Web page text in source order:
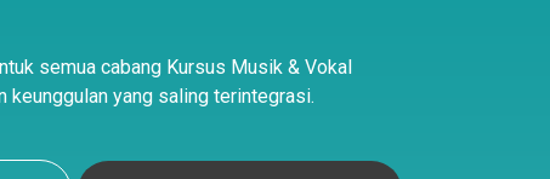
semua cabang Kursus Musik & Vokal
keunggulan yang saling terintegrasi.